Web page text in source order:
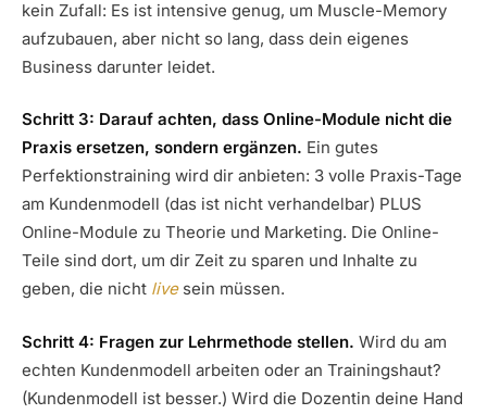
kein Zufall: Es ist intensive genug, um Muscle-Memory
aufzubauen, aber nicht so lang, dass dein eigenes
Business darunter leidet.
Schritt 3: Darauf achten, dass Online-Module nicht die
Praxis ersetzen, sondern ergänzen. Ein gutes
Perfektionstraining wird dir anbieten: 3 volle Praxis-Tage
am Kundenmodell (das ist nicht verhandelbar) PLUS
Online-Module zu Theorie und Marketing. Die Online-
Teile sind dort, um dir Zeit zu sparen und Inhalte zu
geben, die nicht livesein müssen.
Schritt 4: Fragen zur Lehrmethode stellen. Wird du am
echten Kundenmodell arbeiten oder an Trainingshaut?
(Kundenmodell ist besser.) Wird die Dozentin deine Hand